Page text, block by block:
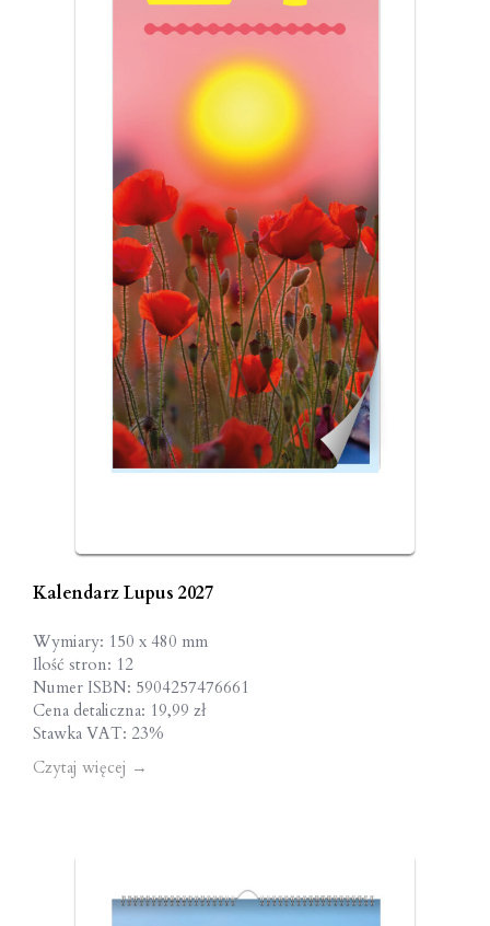
Kalendarz Lupus 2027
Wymiary: 150 x 480 mm
Ilość stron: 12
Numer ISBN: 5904257476661
Cena detaliczna: 19,99 zł
Stawka VAT: 23%
Czytaj więcej →